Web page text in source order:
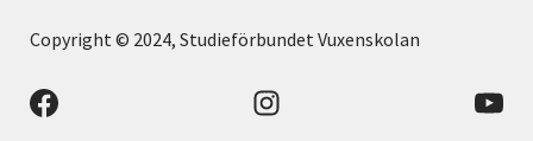
Copyright © 2024, Studieförbundet Vuxenskolan